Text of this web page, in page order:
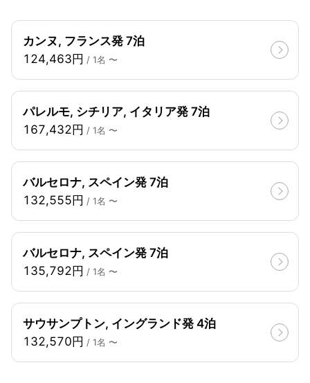
カンヌ, フランス発 7泊
124,463円 / 1名 〜
パレルモ, シチリア, イタリア発 7泊
167,432円 / 1名 〜
バルセロナ, スペイン発 7泊
132,555円 / 1名 〜
バルセロナ, スペイン発 7泊
135,792円 / 1名 〜
サウサンプトン, イングランド発 4泊
132,570円 / 1名 〜